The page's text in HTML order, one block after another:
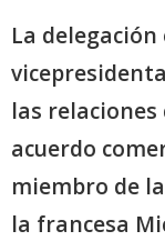
La
las
acuerdo
miembro de
la francesa